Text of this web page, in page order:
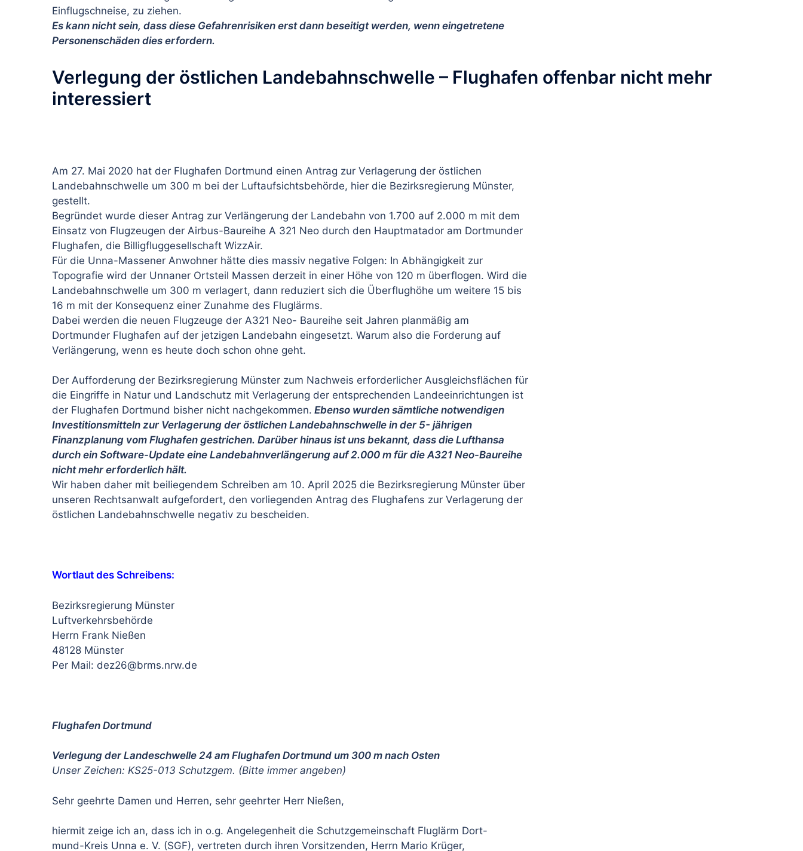
Einflugschneise, zu ziehen.
Es kann nicht sein, dass diese Gefahrenrisiken erst dann beseitigt werden, wenn eingetretene
Personenschäden dies erfordern.
Verlegung der östlichen Landebahnschwelle – Flughafen offenbar nicht mehr
interessiert
Am 27. Mai 2020 hat der Flughafen Dortmund einen Antrag zur Verlagerung der östlichen
Landebahnschwelle um 300 m bei der Luftaufsichtsbehörde, hier die Bezirksregierung Münster,
gestellt.
Begründet wurde dieser Antrag zur Verlängerung der Landebahn von 1.700 auf 2.000 m mit dem
Einsatz von Flugzeugen der Airbus-Baureihe A 321 Neo durch den Hauptmatador am Dortmunder
Flughafen, die Billigfluggesellschaft WizzAir.
Für die Unna-Massener Anwohner hätte dies massiv negative Folgen: In Abhängigkeit zur
Topografie wird der Unnaner Ortsteil Massen derzeit in einer Höhe von 120 m überflogen. Wird die
Landebahnschwelle um 300 m verlagert, dann reduziert sich die Überflughöhe um weitere 15 bis
16 m mit der Konsequenz einer Zunahme des Fluglärms.
Dabei werden die neuen Flugzeuge der A321 Neo- Baureihe seit Jahren planmäßig am
Dortmunder Flughafen auf der jetzigen Landebahn eingesetzt. Warum also die Forderung auf
Verlängerung, wenn es heute doch schon ohne geht.
Der Aufforderung der Bezirksregierung Münster zum Nachweis erforderlicher Ausgleichsflächen für
die Eingriffe in Natur und Landschutz mit Verlagerung der entsprechenden Landeeinrichtungen ist
der Flughafen Dortmund bisher nicht nachgekommen. Ebenso wurden sämtliche notwendigen
Investitionsmitteln zur Verlagerung der östlichen Landebahnschwelle in der 5- jährigen
Finanzplanung vom Flughafen gestrichen. Darüber hinaus ist uns bekannt, dass die Lufthansa
durch ein Software-Update eine Landebahnverlängerung auf 2.000 m für die A321 Neo-Baureihe
nicht mehr erforderlich hält.
Wir haben daher mit beiliegendem Schreiben am 10. April 2025 die Bezirksregierung Münster über
unseren Rechtsanwalt aufgefordert, den vorliegenden Antrag des Flughafens zur Verlagerung der
östlichen Landebahnschwelle negativ zu bescheiden.
Wortlaut des Schreibens:
Bezirksregierung Münster
Luftverkehrsbehörde
Herrn Frank Nießen
48128 Münster
Per Mail: dez26@brms.nrw.de
Flughafen Dortmund
Verlegung der Landeschwelle 24 am Flughafen Dortmund um 300 m nach Osten
Unser Zeichen: KS25-013 Schutzgem. (Bitte immer angeben)
Sehr geehrte Damen und Herren, sehr geehrter Herr Nießen,
hiermit zeige ich an, dass ich in o.g. Angelegenheit die Schutzgemeinschaft Fluglärm Dort-
mund-Kreis Unna e. V. (SGF), vertreten durch ihren Vorsitzenden, Herrn Mario Krüger,